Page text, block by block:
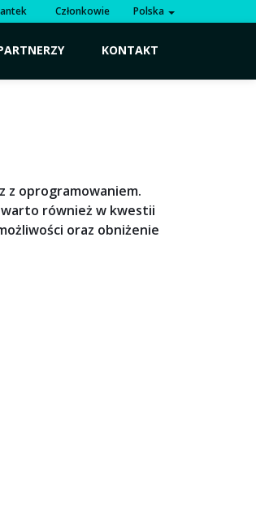
Członkowie Polska
KONTAKT
z oprogramowaniem.
warto również w kwestii
oraz obniżenie